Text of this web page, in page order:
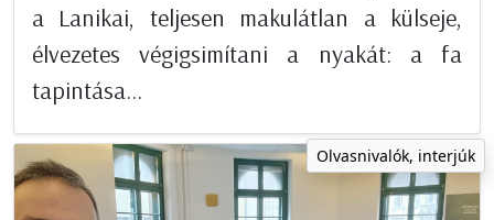
a Lanikai, teljesen makulátlan a külseje,
élvezetes végigsimítani a nyakát: a fa
tapintása...
Olvasnivalók, interjúk